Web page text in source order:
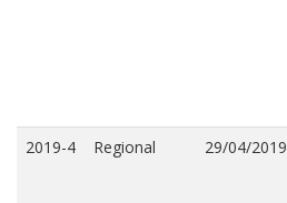
2019-4 Regional 29/04/2019